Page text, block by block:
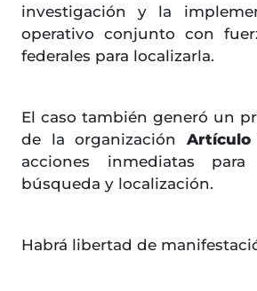
investigación y la
operativo conjunto con
federales para localizarla.
El caso también generó un
de la organización Artículo
acciones inmediatas
búsqueda y localización.
Habrá libertad de